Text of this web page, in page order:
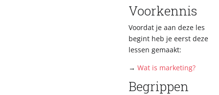
Voorkennis
Voordat je aan deze les
begint heb je eerst deze
lessen gemaakt:
→ Wat is marketing?
Begrippen